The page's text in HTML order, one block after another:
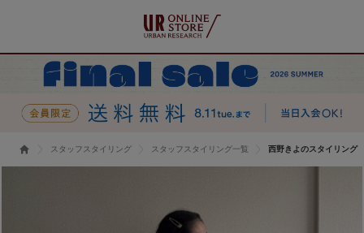
スタッフスタイリング スタッフスタイリング一覧 西野きよのスタイリング